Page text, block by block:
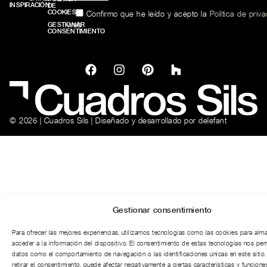
Gestionar consentimiento
Para ofrecer las mejores experiencias, utilizamos tecnologías como las cookies para
acceder a la información del dispositivo. El consentimiento de estas tecnologías nos
datos como el comportamiento de navegación o las identificaciones únicas en este
retirar el consentimiento, puede afectar negativamente a ciertas características y
INSPIRACIÓNDE
COOKIES
GESTIONAR
CONSENTIMIENTO
Confirmo que he leído y acepto la Política de
web.
© 2026 | Cuadros Sils | Diseñado y desarrollado por delefant